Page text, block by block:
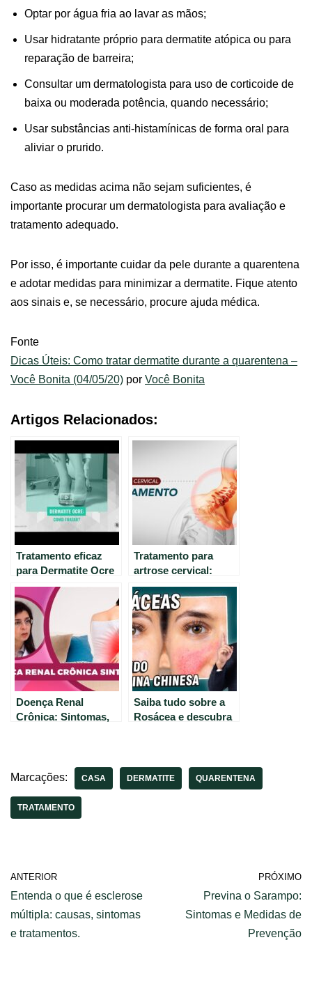
Optar por água fria ao lavar as mãos;
Usar hidratante próprio para dermatite atópica ou para
reparação de barreira;
Consultar um dermatologista para uso de corticoide de
baixa ou moderada potência, quando necessário;
Usar substâncias anti-histamínicas de forma oral para
aliviar o prurido.
Caso as medidas acima não sejam suficientes, é
importante procurar um dermatologista para avaliação e
tratamento adequado.
Por isso, é importante cuidar da pele durante a quarentena
e adotar medidas para minimizar a dermatite. Fique atento
aos sinais e, se necessário, procure ajuda médica.
Fonte
Dicas Úteis: Como tratar dermatite durante a quarentena –
Você Bonita (04/05/20) por Você Bonita
Artigos Relacionados:
Tratamento eficaz
para Dermatite Ocre
– Dicas e Cuidados.
Tratamento para
artrose cervical:
opções eficazes e
seguras.
Doença Renal
Crônica: Sintomas,
Saiba tudo sobre a
Rosácea e descubra
Marcações: CASA DERMATITE QUARENTENA
TRATAMENTO
ANTERIOR
Entenda o que é esclerose
múltipla: causas, sintomas
e tratamentos.
PRÓXIMO
Previna o Sarampo:
Sintomas e Medidas de
Prevenção